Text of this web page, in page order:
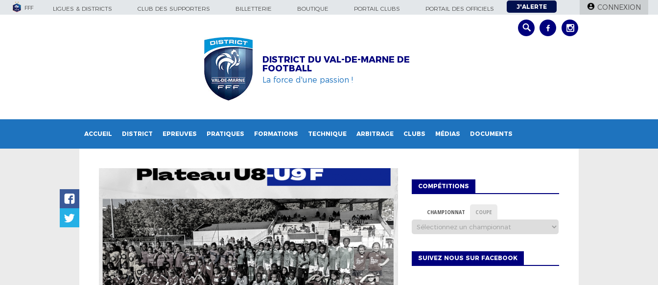
FFF LIGUES & DISTRICTS CLUB DES SUPPORTERS BILLETTERIE BOUTIQUE PORTAIL CLUBS PORTAIL DES OFFICIELS J'ALERTE CONNEXION
DISTRICT DU VAL-DE-MARNE DE
FOOTBALL
La force d'une passion !
ACCUEIL DISTRICT EPREUVES PRATIQUES FORMATIONS TECHNIQUE ARBITRAGE CLUBS MÉDIAS DOCUMENTS
COMPÉTITIONS
CHAMPIONNAT COUPE
SUIVEZ NOUS SUR FACEBOOK